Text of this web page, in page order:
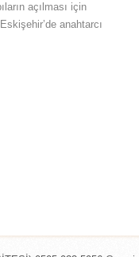
açılması için
anahtarcı